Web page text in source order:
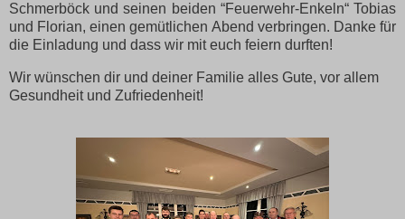
Schmerböck und seinen beiden “Feuerwehr-Enkeln“ Tobias
und Florian, einen gemütlichen Abend verbringen. Danke für
die Einladung und dass wir mit euch feiern durften!
Wir wünschen dir und deiner Familie alles Gute, vor allem
Gesundheit und Zufriedenheit!